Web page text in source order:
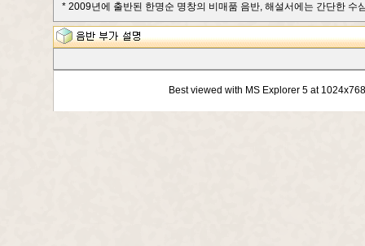
* 2009년에 출반된 한명순 명창의 비매품 음반, 해설서에는 간단한 수
Best viewed with MS Explorer 5 at